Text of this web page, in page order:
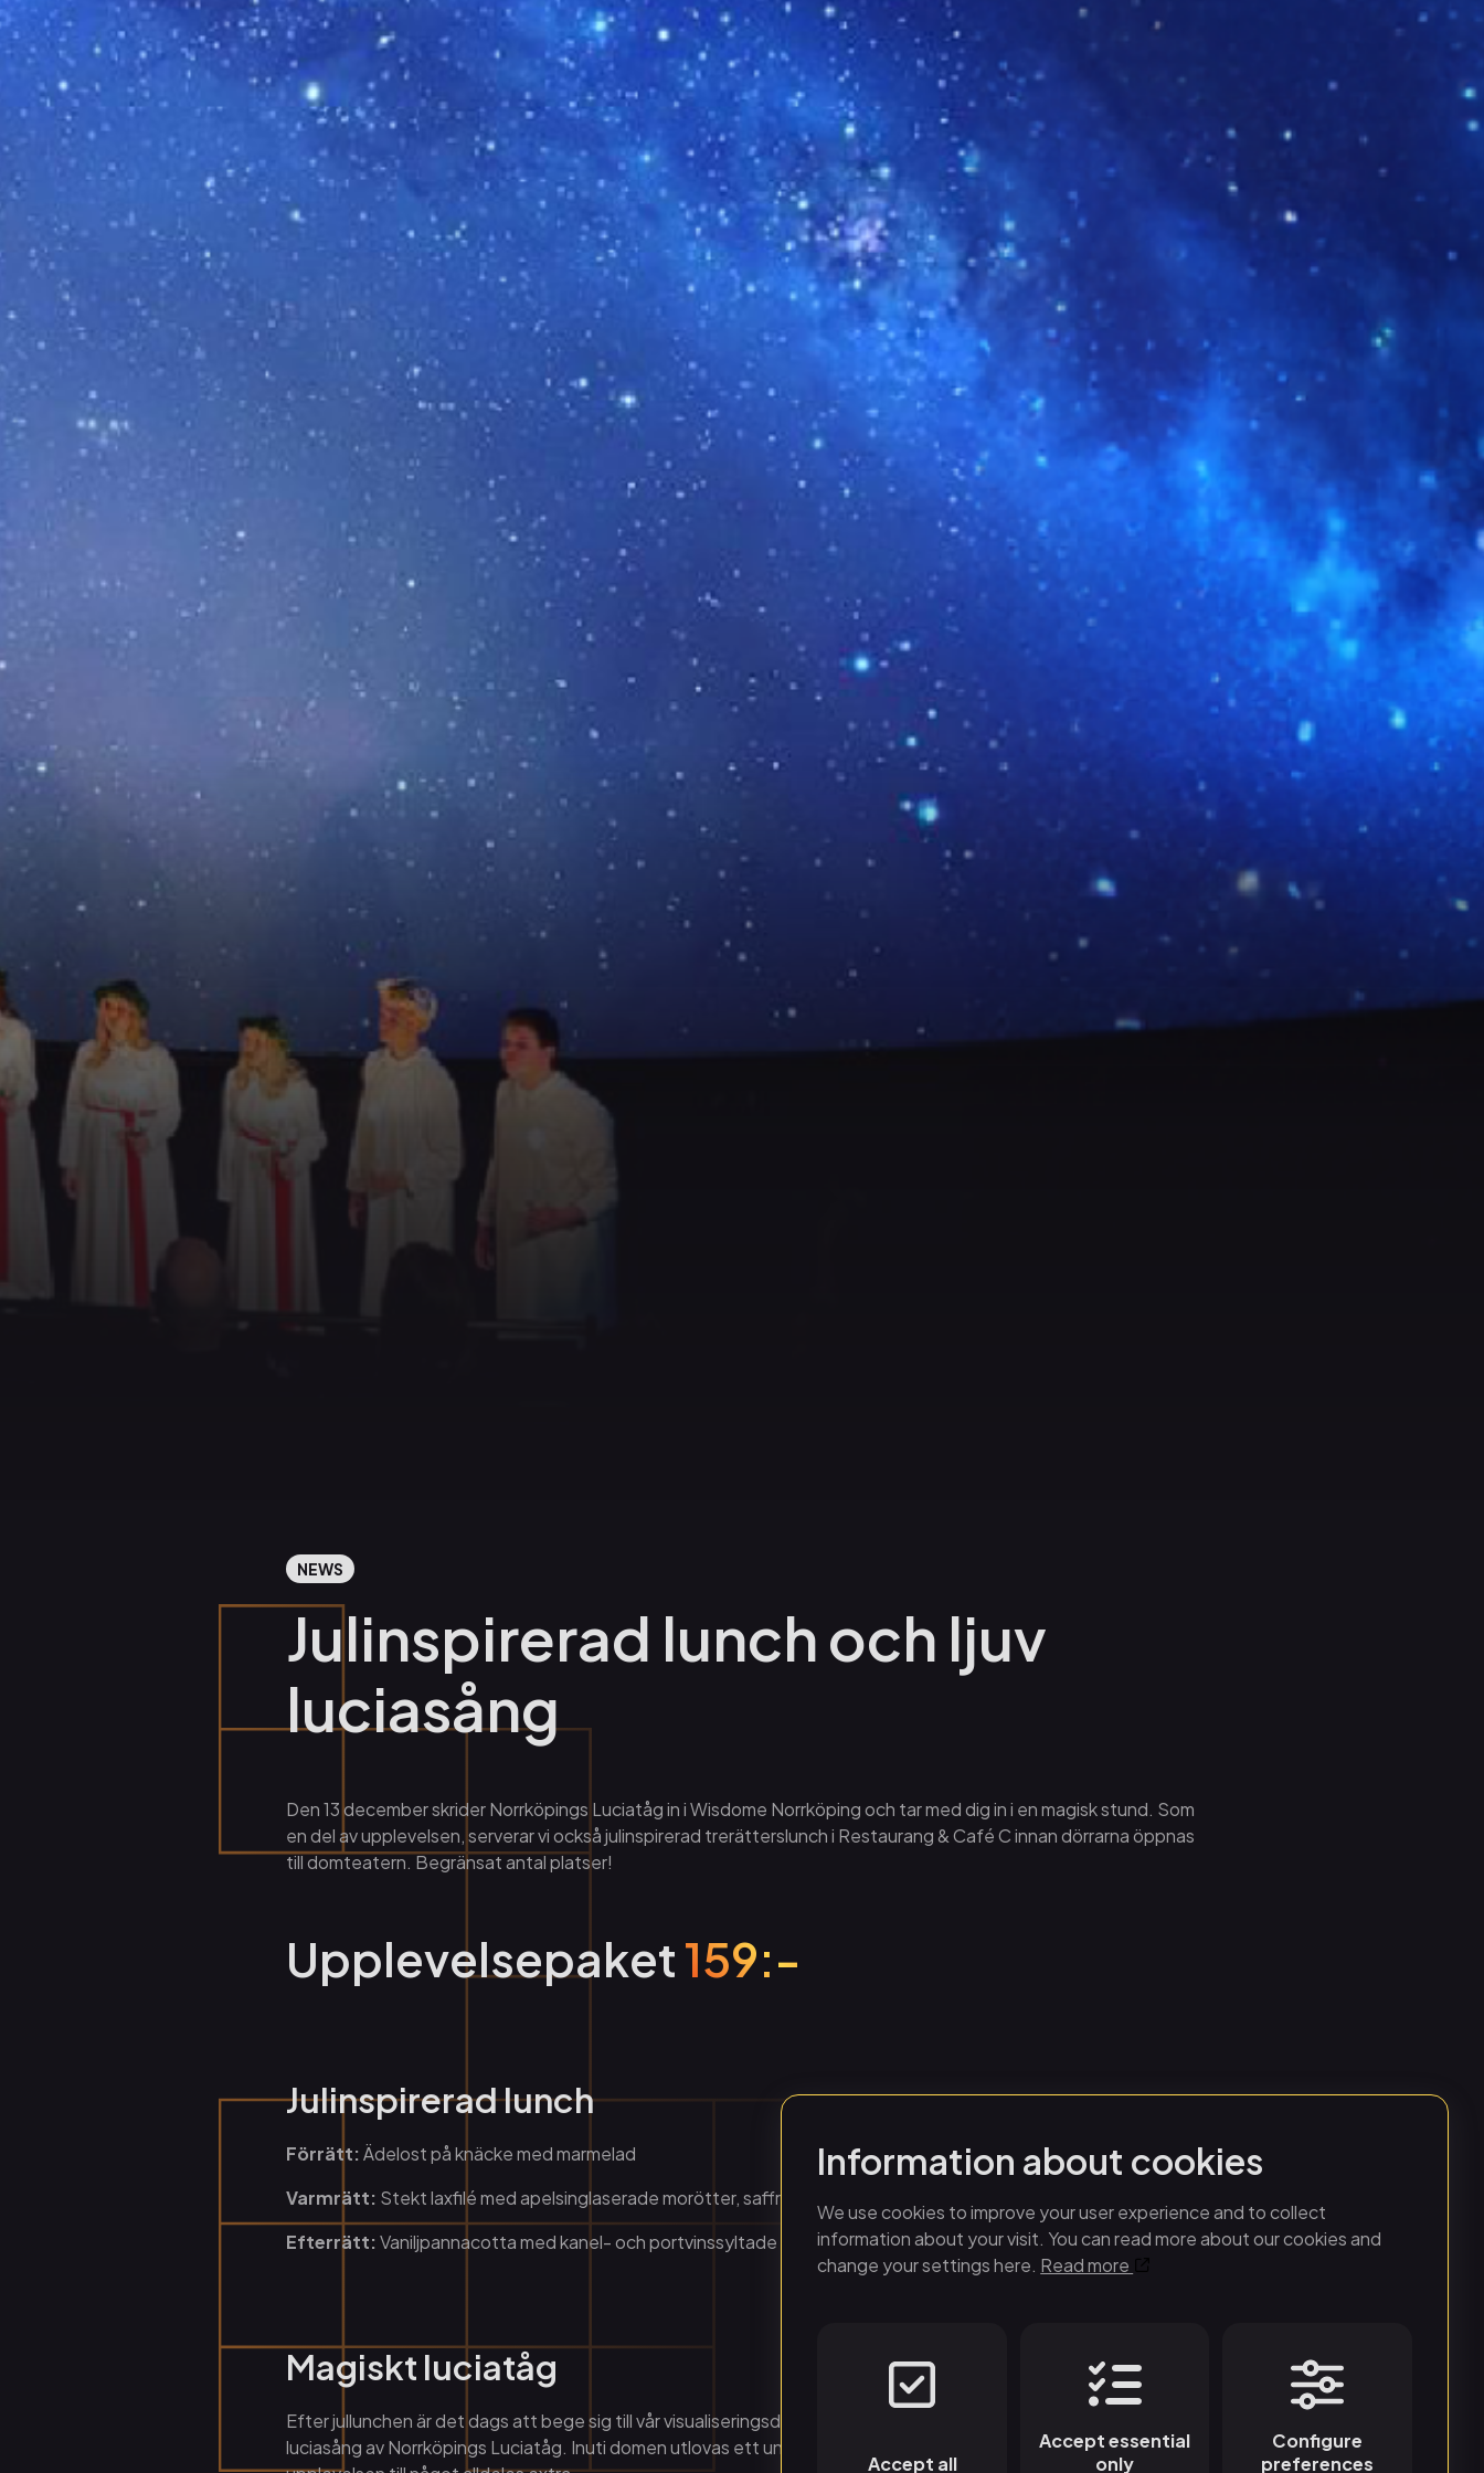
NEWS
Julinspirerad lunch och ljuv
luciasång
Den 13 december skrider Norrköpings Luciatåg in i Wisdome Norrköping och tar med dig in i en magisk stund. Som
en del av upplevelsen, serverar vi också julinspirerad trerätterslunch i Restaurang & Café C innan dörrarna öppnas
till domteatern. Begränsat antal platser!
Upplevelsepaket159:-
Julinspirerad lunch
Förrätt:Ädelost på knäcke med marmelad
Varmrätt: Stekt laxfilé med apelsinglaserade morötter, saffranshollandaise och rostad potatis
Efterrätt:Vaniljpannacotta med kanel- och portvinssyltade körsbär samt pepparkakscrunch
Magiskt luciatåg
Efter jullunchen är det dags att bege sig till vår visualiseringsdom, Wisdome Norrköping, för stämningsfull
luciasång av Norrköpings Luciatåg. Inuti domen utlovas ett unikt format, där den omslutande domen gör
Information about cookies
We use cookies to improve your user experience and to collect
information about your visit. You can read more about our cookies and
change your settings here. Read more
Accept all
Accept essential
only
Configure
preferences